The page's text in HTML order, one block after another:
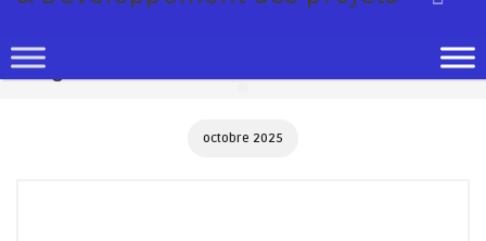
Blog: Archives
octobre 2025